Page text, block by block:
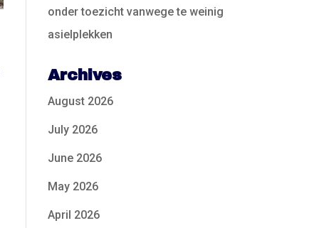
onder toezicht vanwege te weinig
asielplekken
Archives
August 2026
July 2026
June 2026
May 2026
April 2026